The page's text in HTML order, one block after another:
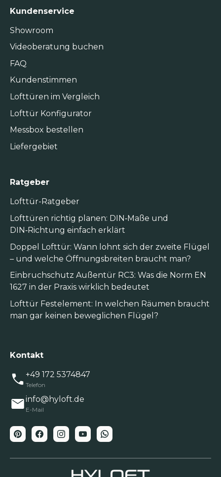
Kundenservice
Showroom
Videoberatung buchen
FAQ
Kundenstimmen
Lofttüren im Vergleich
Lofttür Konfigurator
Messbox bestellen
Liefergebiet
Ratgeber
Lofttür-Ratgeber
Lofttüren richtig planen: DIN‑Maße und
DIN‑Richtung einfach erklärt
Doppel Lofttür: Wann lohnt sich der zweite Flügel
– und welche Öffnungsbreiten braucht man?
Einbruchschutz Außentür RC3: Was die Norm EN
1627 in der Praxis wirklich bedeutet
Lofttür Festelement: In welchen Räumen braucht
man gar keinen beweglichen Flügel?
Kontakt
+49 172 5374847
Telefon
info@hyloft.de
E-Mail